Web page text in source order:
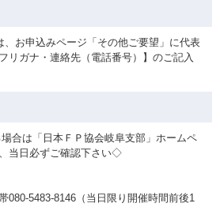
、お申込みページ「その他ご要望」に代表
リガナ・連絡先（電話番号）】のご記入
合は「日本ＦＰ協会岐阜支部」ホームペ
当日必ずご確認下さい◇
080-5483-8146（当日限り開催時間前後1